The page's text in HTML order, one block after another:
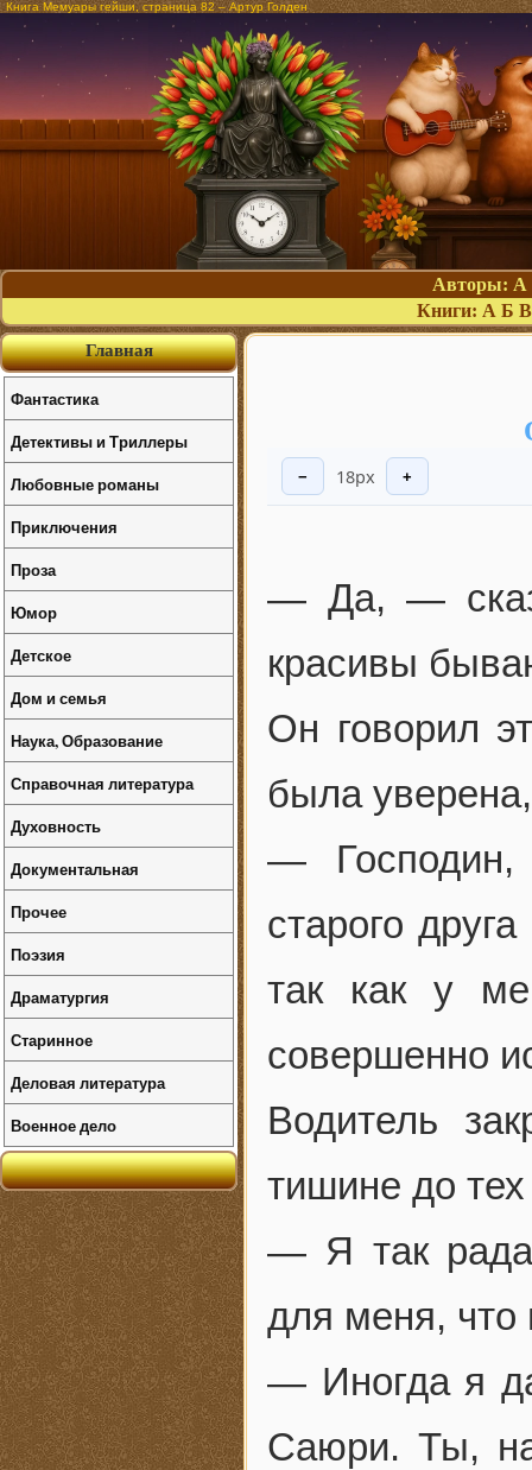
Книга Мемуары гейши, страница 82 – Артур Голден
Авторы: А
Книги: А Б В
− 18px +
— Да, —
красивы
Он говорил
была
— Господин,
старого
так как у
совершенно
Водитель
тишине до
— Я так рада
для меня, что
— Иногда я
Саюри. Ты,
Главная
Фантастика
Детективы и Триллеры
Любовные романы
Приключения
Проза
Юмор
Детское
Дом и семья
Наука, Образование
Справочная литература
Духовность
Документальная
Прочее
Поэзия
Драматургия
Старинное
Деловая литература
Военное дело